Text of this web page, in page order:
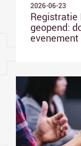
2026-06-23
Registratie
geopend: